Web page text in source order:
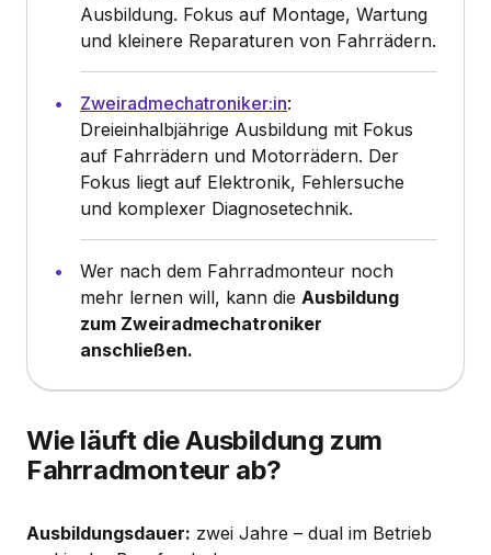
Ausbildung. Fokus auf Montage, Wartung
und kleinere Reparaturen von Fahrrädern.
Zweiradmechatroniker:in:
Dreieinhalbjährige Ausbildung mit Fokus
auf Fahrrädern und Motorrädern. Der
Fokus liegt auf Elektronik, Fehlersuche
und komplexer Diagnosetechnik.
Wer nach dem Fahrradmonteur noch
mehr lernen will, kann die Ausbildung
zum Zweiradmechatroniker
anschließen.
Wie läuft die Ausbildung zum
Fahrradmonteur ab?
Ausbildungsdauer: zwei Jahre – dual im Betrieb